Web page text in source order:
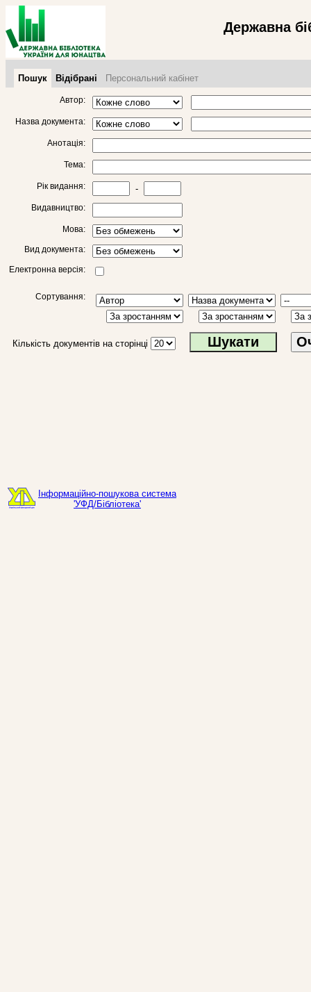
Державна
Пошук Відібрані Персональний кабінет
Автор:
Назва документа:
Анотація:
Тема:
Рік видання: -
Видавництво:
Мова:
Вид документа:
Електронна версія:
Сортування:
Кількість документів на сторінці
Інформаційно-пошукова система
'УФД/Бібліотека'